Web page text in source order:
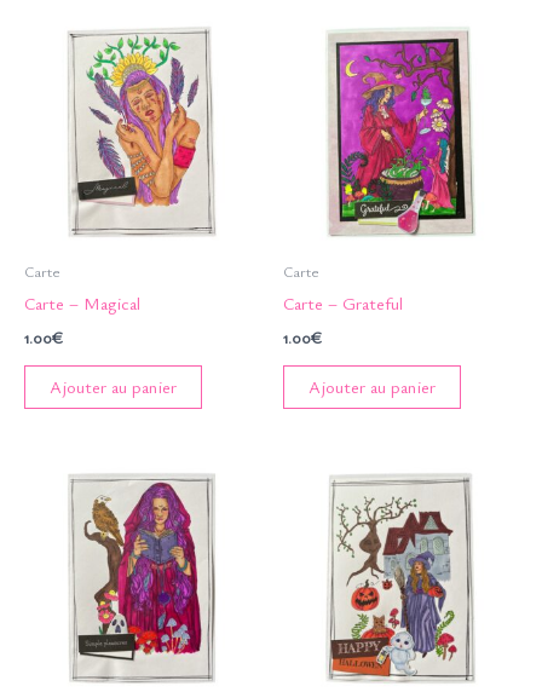
Carte
Carte – Magical
1.00€
Ajouter au panier
Carte
Carte – Grateful
1.00€
Ajouter au panier